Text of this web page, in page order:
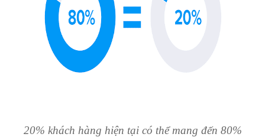
20% khách hàng hiện tại có thể mang đến 80%